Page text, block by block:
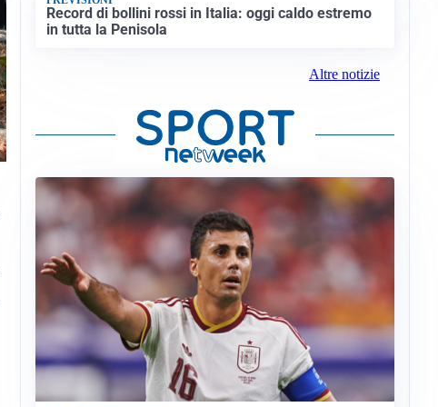
Record di bollini rossi in Italia: oggi caldo estremo
in tutta la Penisola
Altre notizie